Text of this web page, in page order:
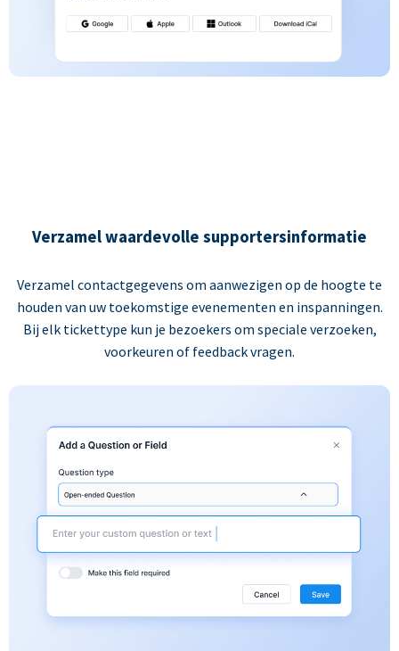
Verzamel waardevolle supportersinformatie
Verzamel contactgegevens om aanwezigen op de hoogte te
houden van uw toekomstige evenementen en inspanningen.
Bij elk tickettype kun je bezoekers om speciale verzoeken,
voorkeuren of feedback vragen.